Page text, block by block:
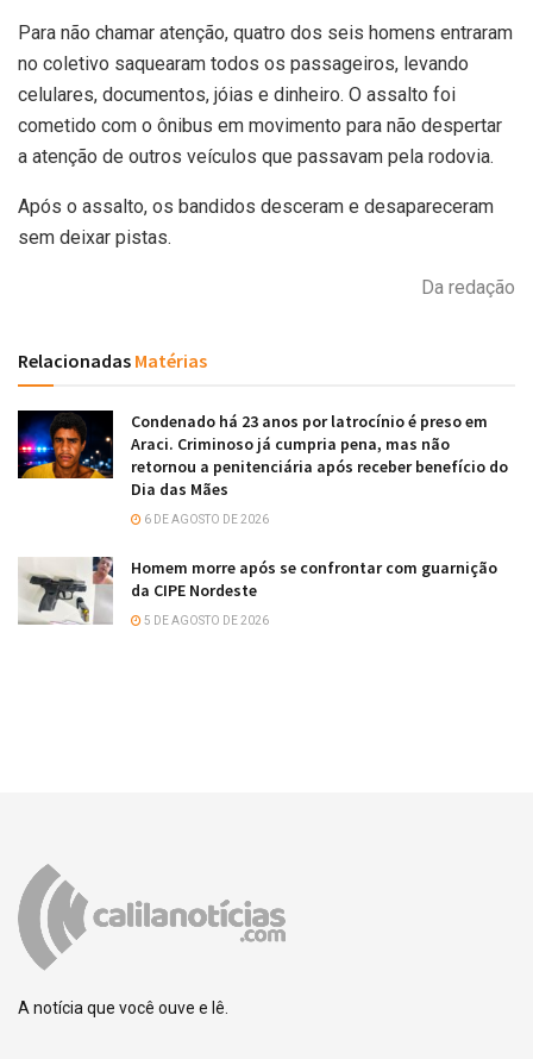
Para não chamar atenção, quatro dos seis homens entraram
no coletivo saquearam todos os passageiros, levando
celulares, documentos, jóias e dinheiro. O assalto foi
cometido com o ônibus em movimento para não despertar
a atenção de outros veículos que passavam pela rodovia.
Após o assalto, os bandidos desceram e desapareceram
sem deixar pistas.
Da redação
Relacionadas Matérias
Condenado há 23 anos por latrocínio é preso em
Araci. Criminoso já cumpria pena, mas não
retornou a penitenciária após receber benefício do
Dia das Mães
6 DE AGOSTO DE 2026
Homem morre após se confrontar com guarnição
da CIPE Nordeste
5 DE AGOSTO DE 2026
A notícia que você ouve e lê.